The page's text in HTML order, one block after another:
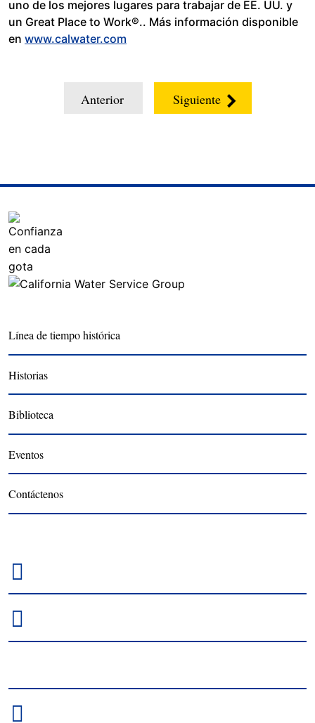
uno de los mejores lugares para trabajar de EE. UU. y
un Great Place to Work®.. Más información disponible
en www.calwater.com
Anterior Siguiente
Línea de tiempo histórica
Historias
Biblioteca
Eventos
Contáctenos